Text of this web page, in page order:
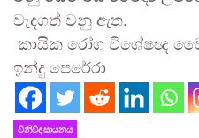
වැදගත් වනු ඇත.
කායික රෝග විශේෂඥ
ඉන්දු පෙරේරා
විනිවිද සායනය